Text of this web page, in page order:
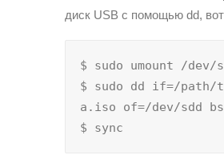
диск USB с помощью dd, вот
$ sudo umount /dev/
$ sudo dd if=/path/
a.iso of=/dev/sdd
$ sync